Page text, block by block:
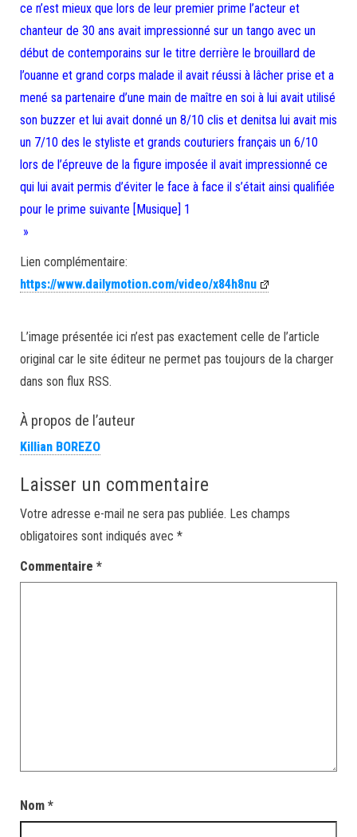
ce n’est mieux que lors de leur premier prime l’acteur et
chanteur de 30 ans avait impressionné sur un tango avec un
début de contemporains sur le titre derrière le brouillard de
l’ouanne et grand corps malade il avait réussi à lâcher prise et a
mené sa partenaire d’une main de maître en soi à lui avait utilisé
son buzzer et lui avait donné un 8/10 clis et denitsa lui avait mis
un 7/10 des le styliste et grands couturiers français un 6/10
lors de l’épreuve de la figure imposée il avait impressionné ce
qui lui avait permis d’éviter le face à face il s’était ainsi qualifiée
pour le prime suivante [Musique] 1
»
Lien complémentaire:
https://www.dailymotion.com/video/x84h8nu
L’image présentée ici n’est pas exactement celle de l’article
original car le site éditeur ne permet pas toujours de la charger
dans son flux RSS.
À propos de l’auteur
Killian BOREZO
Laisser un commentaire
Votre adresse e-mail ne sera pas publiée. Les champs
obligatoires sont indiqués avec *
Commentaire *
Nom *